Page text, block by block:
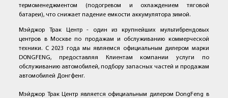
термоменеджментом (подогревом и охлаждением тяговой
батареи), что снижает падение емкости аккумулятора зимой.
Мэйджор Трак Центр - один из крупнейших мультибрендовых
центров в Москве по продажам и обслуживанию коммерческой
техники. С 2023 года мы являемся официальным дилером марки
DONGFENG, предоставляя Клиентам компании услуги по
обслуживанию автомобилей, подбору запасных частей и продажам
автомобилей Донгфенг.
Мэйджор Трак Центр является официальным дилером DongFeng в